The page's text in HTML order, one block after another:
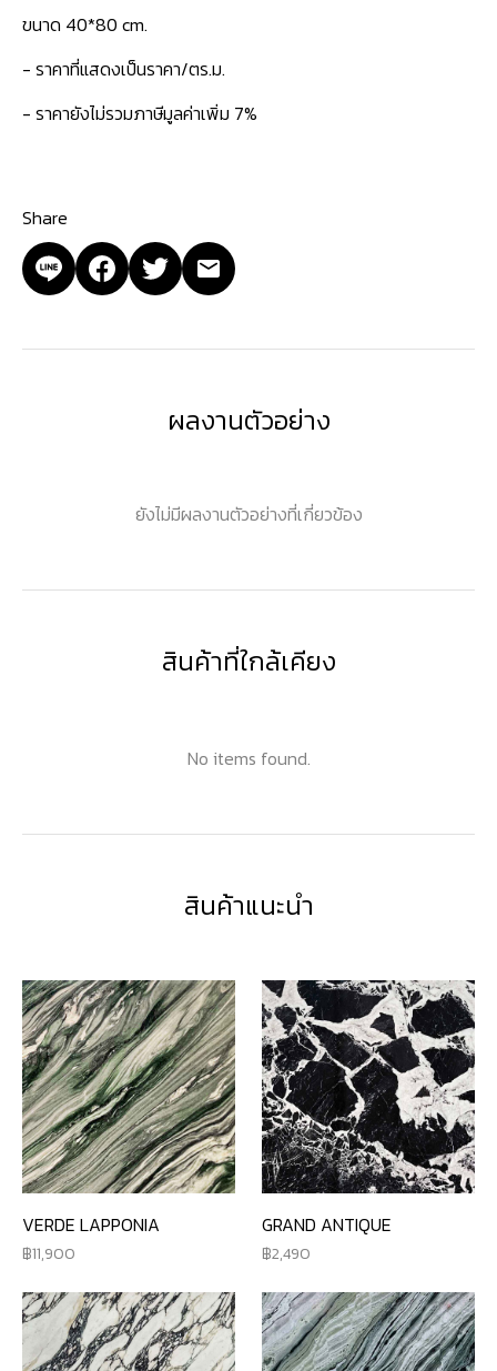
ขนาด 40*80 cm.
- ราคาที่แสดงเป็นราคา/ตร.ม.
- ราคายังไม่รวมภาษีมูลค่าเพิ่ม 7%
Share
ผลงานตัวอย่าง
ยังไม่มีผลงานตัวอย่างที่เกี่ยวข้อง
สินค้าที่ใกล้เคียง
No items found.
สินค้าแนะนำ
VERDE LAPPONIA
11,900
GRAND ANTIQUE
2,490